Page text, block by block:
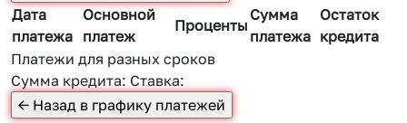
Дата
платежа
Основной
платеж
Проценты
Сумма
платежа
Остаток
кредита
Платежи для разных сроков
Сумма кредита: Ставка: